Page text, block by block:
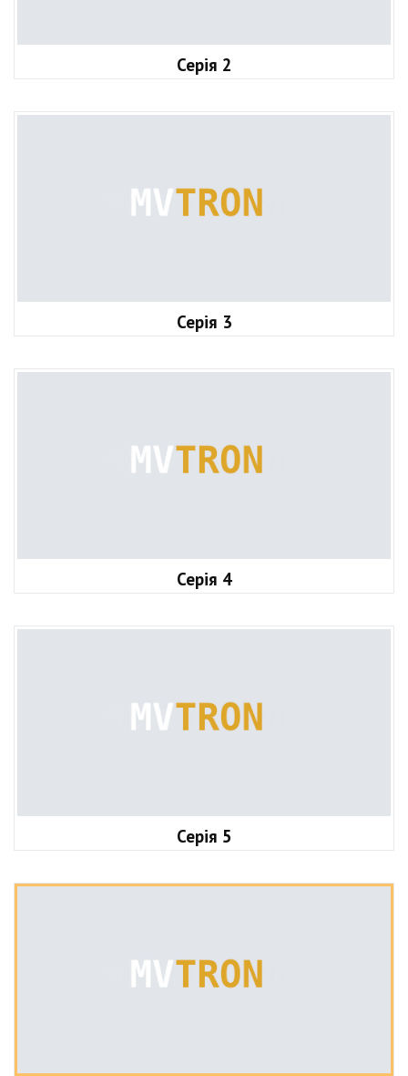
Серія 2
Серія 3
Серія 4
Серія 5